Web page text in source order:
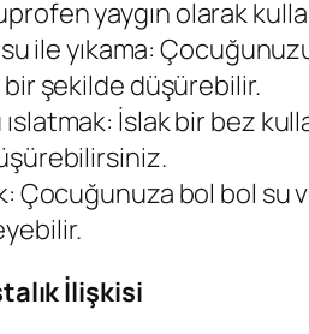
yaygın olarak
su ile yıkama:
bir şekilde düşürebilir.
İslak bir bez
Çocuğunuza bol bol
İlişkisi